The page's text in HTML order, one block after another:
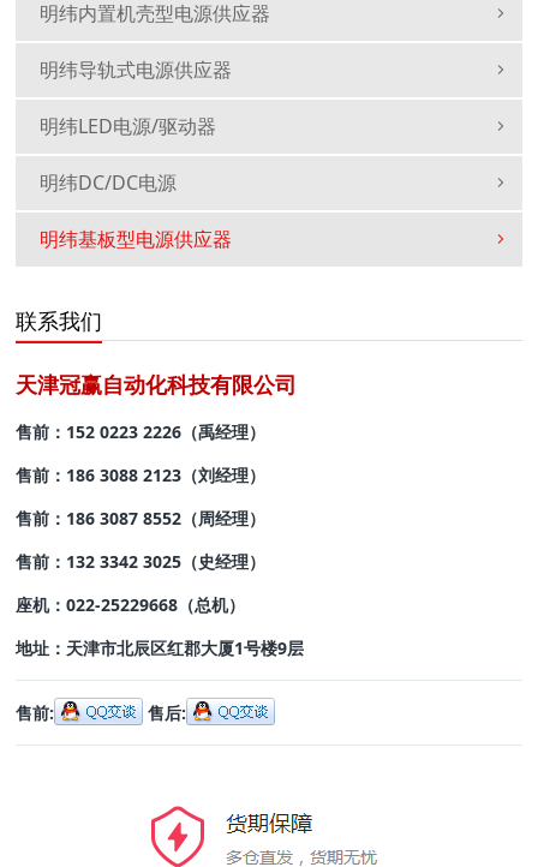
明纬内置机壳型电源供应器
明纬导轨式电源供应器
明纬LED电源/驱动器
明纬DC/DC电源
明纬基板型电源供应器
联系我们
天津冠赢自动化科技有限公司
售前：152 0223 2226（禹经理）
售前： 186 3088 2123（刘经理）
售前：186 3087 8552 （周经理）
售前：132 3342 3025 （史经理）
座机：022-25229668 （总机）
地址： 天津市北辰区红郡大厦1号楼9层
售前: 售后: